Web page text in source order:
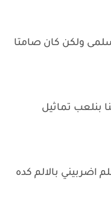
ولكن كان صامتا
بنلعب تماثيل
اضربيني بالالم كده